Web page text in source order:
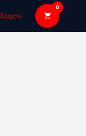
შესვლა
0